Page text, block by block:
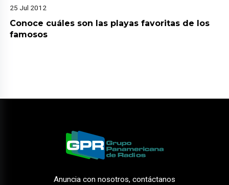
25 Jul 2012
Conoce cuáles son las playas favoritas de los
famosos
Anuncia con nosotros, contáctanos